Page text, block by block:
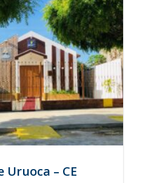
Uruoca – CE